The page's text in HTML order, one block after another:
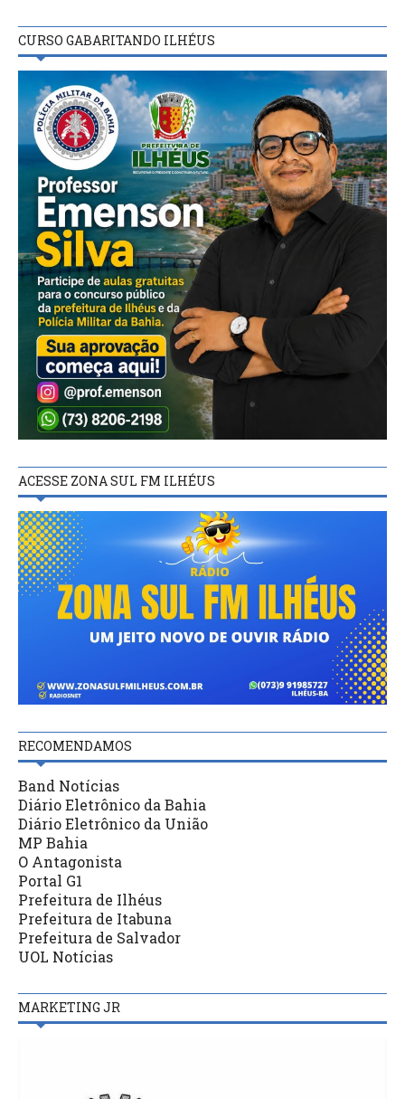
CURSO GABARITANDO ILHÉUS
ACESSE ZONA SUL FM ILHÉUS
RECOMENDAMOS
Band Notícias
Diário Eletrônico da Bahia
Diário Eletrônico da União
MP Bahia
O Antagonista
Portal G1
Prefeitura de Ilhéus
Prefeitura de Itabuna
Prefeitura de Salvador
UOL Notícias
MARKETING JR